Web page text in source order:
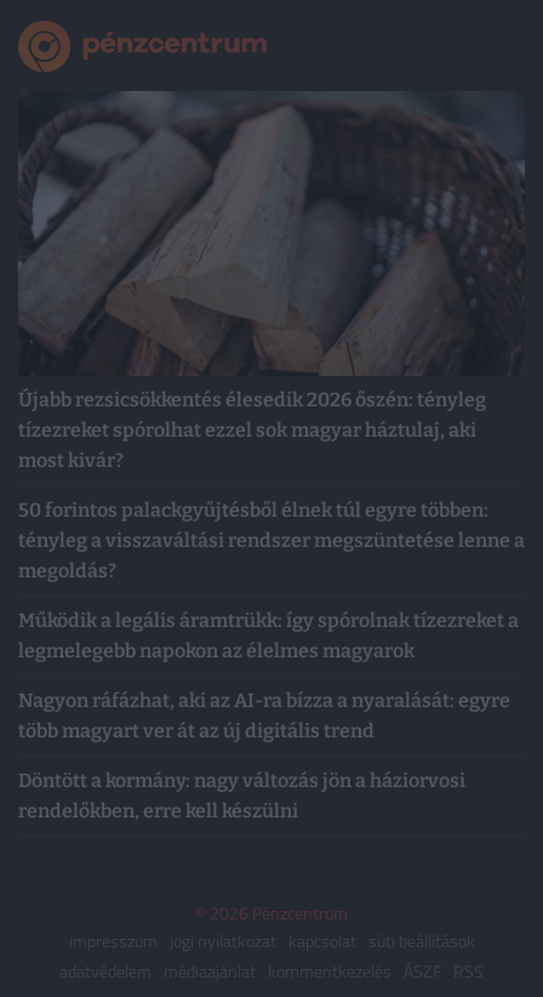
Újabb rezsicsökkentés élesedik 2026 őszén: tényleg
tízezreket spórolhat ezzel sok magyar háztulaj, aki
most kivár?
50 forintos palackgyűjtésből élnek túl egyre többen:
tényleg a visszaváltási rendszer megszüntetése lenne a
megoldás?
Működik a legális áramtrükk: így spórolnak tízezreket a
legmelegebb napokon az élelmes magyarok
Nagyon ráfázhat, aki az AI-ra bízza a nyaralását: egyre
több magyart ver át az új digitális trend
Döntött a kormány: nagy változás jön a háziorvosi
rendelőkben, erre kell készülni
© 2026 Pénzcentrum
impresszum
jogi nyilatkozat kapcsolat
süti beállítások
adatvédelem
médiaajánlat kommentkezelés ÁSZF RSS